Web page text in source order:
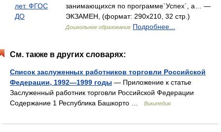
лет. ФГОС
ДО
занимающихся по программе`Успех`, а… —
ЭКЗАМЕН, (формат: 290x210, 32 стр.)
Дошкольное образование Подробнее...
См. также в других словарях:
Список заслуженных работников торговли Российской
Федерации, 1992—1999 годы — Приложение к статье
Заслуженный работник торговли Российской Федерации
Содержание 1 Республика Башкорто …
Википедия